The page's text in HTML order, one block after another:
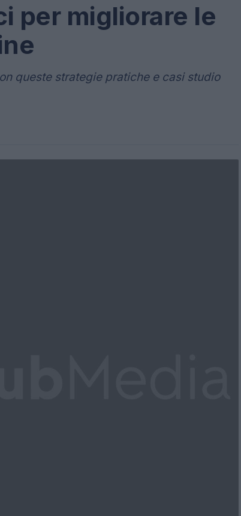
per migliorare le
queste strategie pratiche e casi studio